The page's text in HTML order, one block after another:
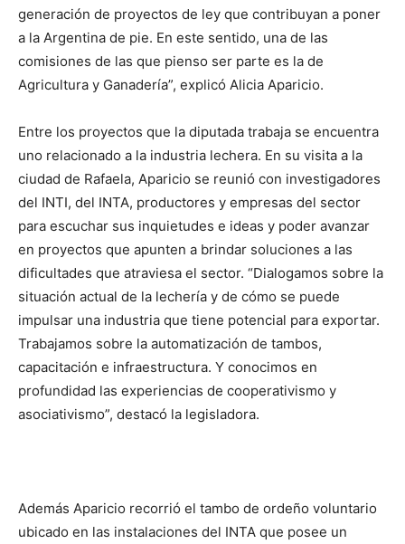
generación de proyectos de ley que contribuyan a poner
a la Argentina de pie. En este sentido, una de las
comisiones de las que pienso ser parte es la de
Agricultura y Ganadería”, explicó Alicia Aparicio.
Entre los proyectos que la diputada trabaja se encuentra
uno relacionado a la industria lechera. En su visita a la
ciudad de Rafaela, Aparicio se reunió con investigadores
del INTI, del INTA, productores y empresas del sector
para escuchar sus inquietudes e ideas y poder avanzar
en proyectos que apunten a brindar soluciones a las
dificultades que atraviesa el sector. “Dialogamos sobre la
situación actual de la lechería y de cómo se puede
impulsar una industria que tiene potencial para exportar.
Trabajamos sobre la automatización de tambos,
capacitación e infraestructura. Y conocimos en
profundidad las experiencias de cooperativismo y
asociativismo”, destacó la legisladora.
Además Aparicio recorrió el tambo de ordeño voluntario
ubicado en las instalaciones del INTA que posee un